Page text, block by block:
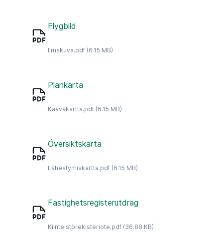
Flygbild
Ilmakuva.pdf (6.15 MB)
Plankarta
Kaavakartta.pdf (6.15 MB)
Översiktskarta
Lähestymiskartta.pdf (6.15 MB)
Fastighetsregisterutdrag
Kiinteistörekisteriote.pdf (36.88 KB)